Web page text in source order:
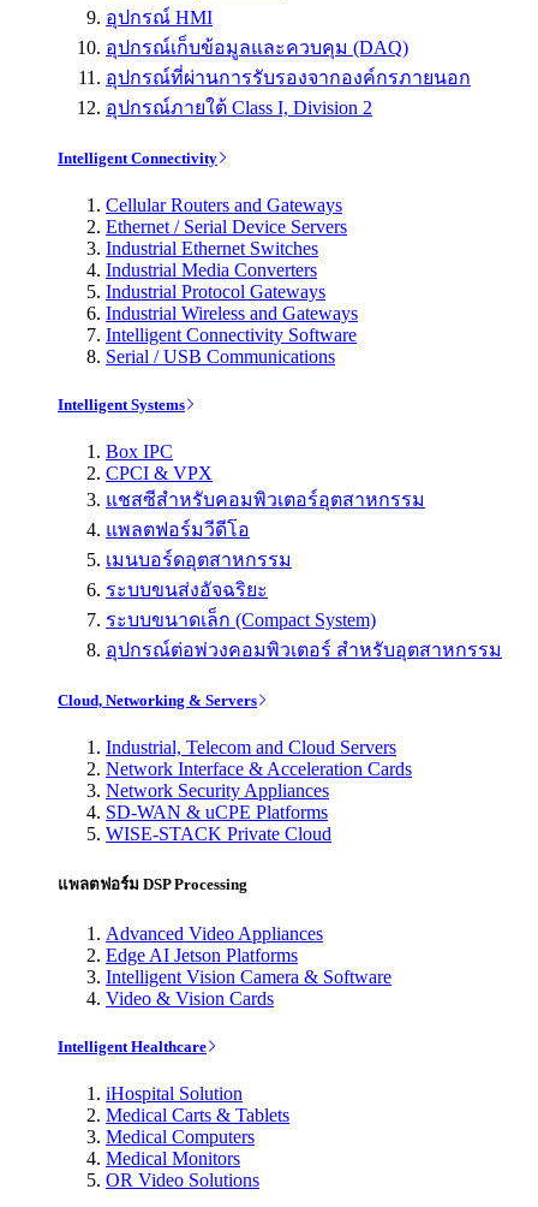
อุปกรณ์ HMI
อุปกรณ์เก็บข้อมูลและควบคุม (DAQ)
อุปกรณ์ที่ผ่านการรับรองจากองค์กรภายนอก
อุปกรณ์ภายใต้ Class I, Division 2
Intelligent Connectivity
Cellular Routers and Gateways
Ethernet / Serial Device Servers
Industrial Ethernet Switches
Industrial Media Converters
Industrial Protocol Gateways
Industrial Wireless and Gateways
Intelligent Connectivity Software
Serial / USB Communications
Intelligent Systems
Box IPC
CPCI & VPX
แชสซีสำหรับคอมพิวเตอร์อุตสาหกรรม
แพลตฟอร์มวีดีโอ
เมนบอร์ดอุตสาหกรรม
ระบบขนส่งอัจฉริยะ
ระบบขนาดเล็ก (Compact System)
อุปกรณ์ต่อพ่วงคอมพิวเตอร์ สำหรับอุตสาหกรรม
Cloud, Networking & Servers
Industrial, Telecom and Cloud Servers
Network Interface & Acceleration Cards
Network Security Appliances
SD-WAN & uCPE Platforms
WISE-STACK Private Cloud
แพลตฟอร์ม DSP Processing
Advanced Video Appliances
Edge AI Jetson Platforms
Intelligent Vision Camera & Software
Video & Vision Cards
Intelligent Healthcare
iHospital Solution
Medical Carts & Tablets
Medical Computers
Medical Monitors
OR Video Solutions